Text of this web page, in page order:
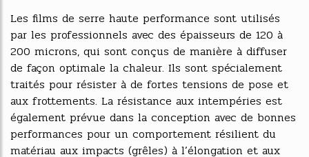
Les films de serre haute performance sont utilisés
par les professionnels avec des épaisseurs de 120 à
200 microns, qui sont conçus de manière à diffuser
de façon optimale la chaleur. Ils sont spécialement
traités pour résister à de fortes tensions de pose et
aux frottements. La résistance aux intempéries est
également prévue dans la conception avec de bonnes
performances pour un comportement résilient du
matériau aux impacts (grêles) à l’élongation et aux